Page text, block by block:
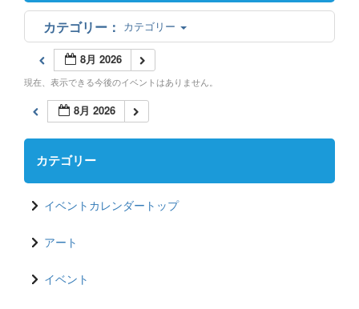
カテゴリー
8月 2026
現在、表示できる今後のイベントはありません。
8月 2026
カテゴリー
イベントカレンダートップ
アート
イベント